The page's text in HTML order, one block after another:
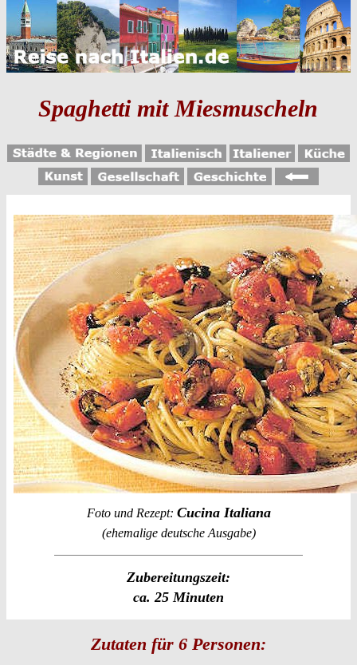
Spaghetti mit Miesmuscheln
Foto und Rezept: Cucina Italiana
(ehemalige deutsche Ausgabe)
Zubereitungszeit:
ca. 25 Minuten
Zutaten für 6 Personen: